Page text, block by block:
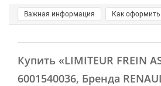
Важная информация Как оформить
Купить «LIMITEUR FREIN
6001540036, Бренда